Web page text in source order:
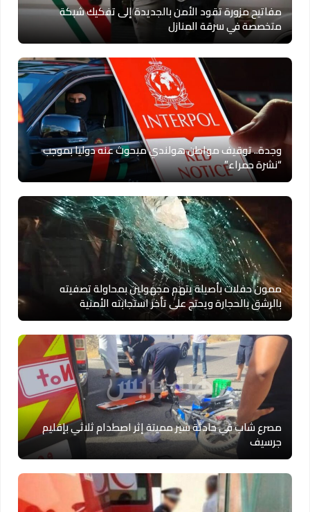
مفاتيح مزورة تقود الأمن بالجديدة إلى تفكيك شبكة
متخصصة في سرقة المنازل
وجدة.. توقيف مواطن هولندي مبحوث عنه دوليا بموجب
“نشرة حمراء”
ممون حفلات بأصيلة يتهم مجهولين بمحاولة تصفيته
بالرشق بالحجارة ويحتج على تأخر استجابته الأمنية
مصرع شاب في حادثة سير مميتة إثر اصطدام ثلاثي بإقليم
جرسيف